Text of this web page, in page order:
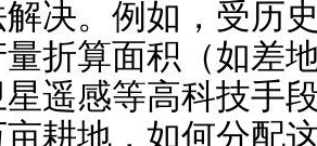
解决。例如，受历
量折算面积（如差
星遥感等高科技手
亩耕地，如何分配